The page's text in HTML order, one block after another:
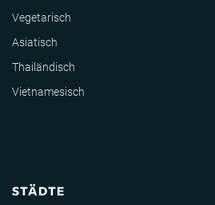
Vegetarisch
Asiatisch
Thailändisch
Vietnamesisch
STÄDTE